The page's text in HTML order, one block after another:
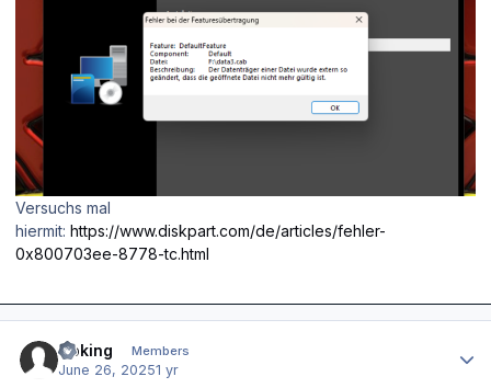
Versuchs mal
hiermit: https://www.diskpart.com/de/articles/fehler-
0x800703ee-8778-tc.html
Goking Members
June 26, 20251 yr